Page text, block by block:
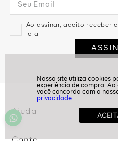
privacidade.
Ao assinar, aceito receber
loja
Ajuda
Conta